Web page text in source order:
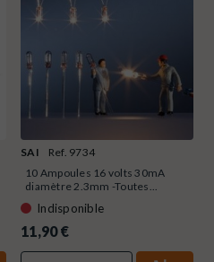
SAI
Ref. 9734
10 Ampoules 16 volts 30mA
diamètre 2.3mm -Toutes...
Indisponible
11,90 €